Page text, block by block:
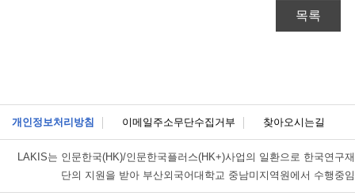
목록
개인정보처리방침 이메일주소무단수집거부 찾아오시는길
LAKIS는 인문한국(HK)/인문한국플러스(HK+)사업의 일환으로 한국연구재
단의 지원을 받아 부산외국어대학교 중남미지역원에서 수행중임